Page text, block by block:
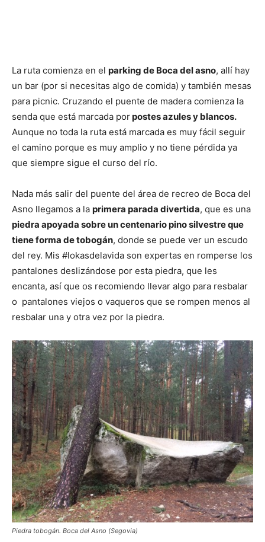
La ruta comienza en el parking de Boca del asno, allí hay
un bar (por si necesitas algo de comida) y también mesas
para picnic. Cruzando el puente de madera comienza la
senda que está marcada porpostes azules y blancos.
Aunque no toda la ruta está marcada es muy fácil seguir
el camino porque es muy amplio y no tiene pérdida ya
que siempre sigue el curso del río.
Nada más salir del puente del área de recreo de Boca del
Asno llegamos a la primera parada divertida, que es una
piedra apoyada sobre un centenario pino silvestre que
tiene forma de tobogán, donde se puede ver un escudo
del rey. Mis #lokasdelavida son expertas en romperse los
pantalones deslizándose por esta piedra, que les
encanta, así que os recomiendo llevar algo para resbalar
o pantalones viejos o vaqueros que se rompen menos al
resbalar una y otra vez por la piedra.
Piedra tobogán. Boca del Asno (Segovia)